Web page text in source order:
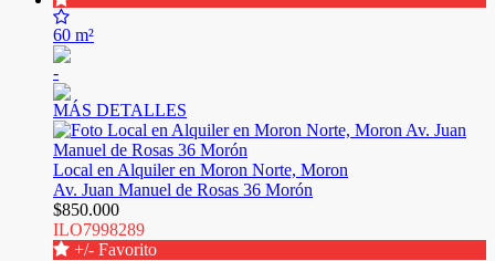
60 m²
-
MÁS DETALLES
Local en Alquiler en Moron Norte, Moron
Av. Juan Manuel de Rosas 36 Morón
$850.000
ILO7998289
+/- Favorito